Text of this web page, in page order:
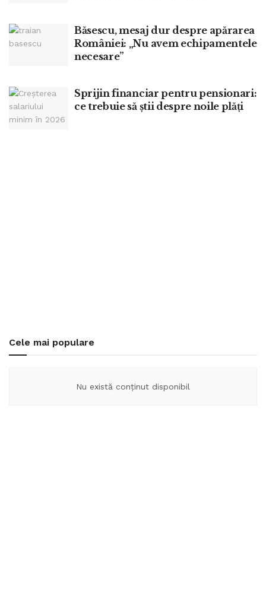
Băsescu, mesaj dur despre apărarea
României: „Nu avem echipamentele
necesare”
Sprijin financiar pentru pensionari:
ce trebuie să știi despre noile plăți
Cele mai populare
Nu există conținut disponibil